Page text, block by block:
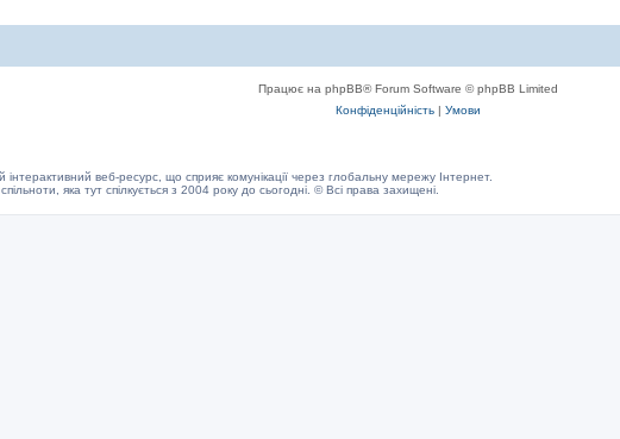
Працює на phpBB® Forum Software © phpBB Limited
Конфіденційність | Умови
веб-ресурс, що сприяє комунікації через глобальну мережу Інтернет.
яка тут спілкується з 2004 року до сьогодні. © Всі права захищені.